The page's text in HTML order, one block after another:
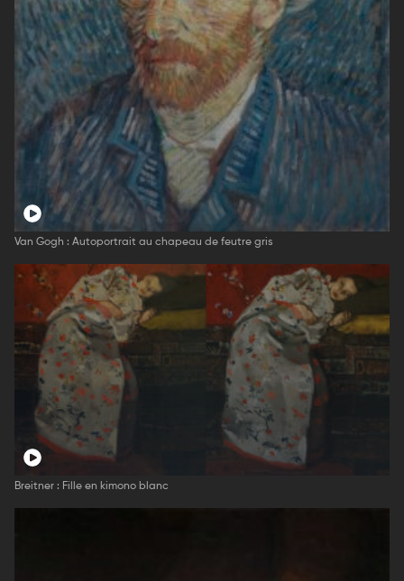
Van Gogh : Autoportrait au chapeau de feutre gris
Breitner : Fille en kimono blanc